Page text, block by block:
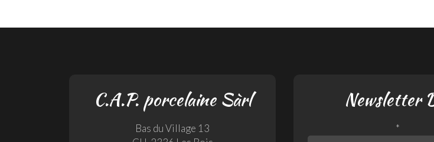
C.A.P. porcelaine Sàrl
Bas du Village 13
Newsletter
*